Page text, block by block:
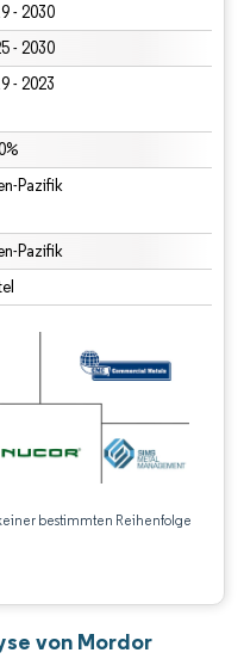
- 2030
- 2030
- 2023
Pazifik
Pazifik
bestimmten Reihenfolge
von Mordor